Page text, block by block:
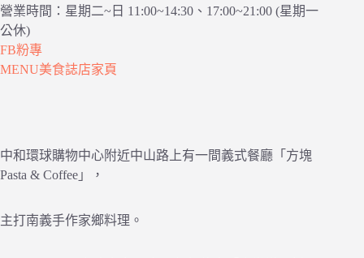
營業時間：星期二~日 11:00~14:30、17:00~21:00 (星期一
公休)
FB粉專
MENU美食誌店家頁
中和環球購物中心附近中山路上有一間義式餐廳「方塊
Pasta & Coffee」，
主打南義手作家鄉料理。